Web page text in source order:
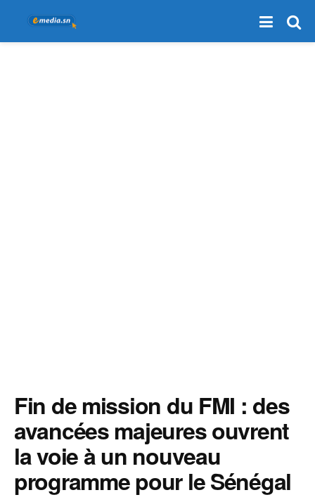
Fin de mission du FMI : des
avancées majeures ouvrent
la voie à un nouveau
programme pour le Sénégal